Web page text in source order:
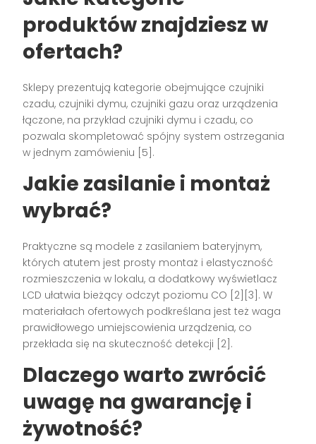
produktów znajdziesz w
ofertach?
Sklepy prezentują kategorie obejmujące czujniki
czadu, czujniki dymu, czujniki gazu oraz urządzenia
łączone, na przykład czujniki dymu i czadu, co
pozwala skompletować spójny system ostrzegania
w jednym zamówieniu [5].
Jakie zasilanie i montaż
wybrać?
Praktyczne są modele z zasilaniem bateryjnym,
których atutem jest prosty montaż i elastyczność
rozmieszczenia w lokalu, a dodatkowy wyświetlacz
LCD ułatwia bieżący odczyt poziomu CO [2][3]. W
materiałach ofertowych podkreślana jest też waga
prawidłowego umiejscowienia urządzenia, co
przekłada się na skuteczność detekcji [2].
Dlaczego warto zwrócić
uwagę na gwarancję i
żywotność?